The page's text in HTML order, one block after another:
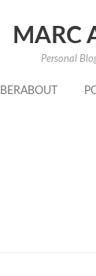
MARC
Personal
ABOUT